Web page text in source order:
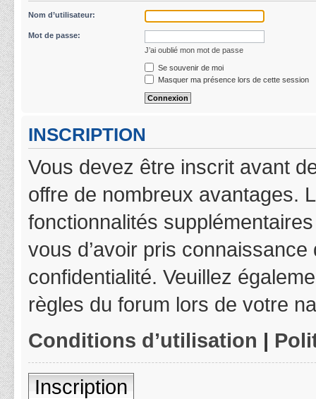
Nom d’utilisateur:
Mot de passe:
J’ai oublié mon mot de passe
Se souvenir de moi
Masquer ma présence lors de cette session
INSCRIPTION
Vous devez être inscrit avant
offre de nombreux avantages.
fonctionnalités
vous d’avoir pris
confidentialité. Veuillez
règles du forum lors de votre
Conditions d’utilisation |
Inscription